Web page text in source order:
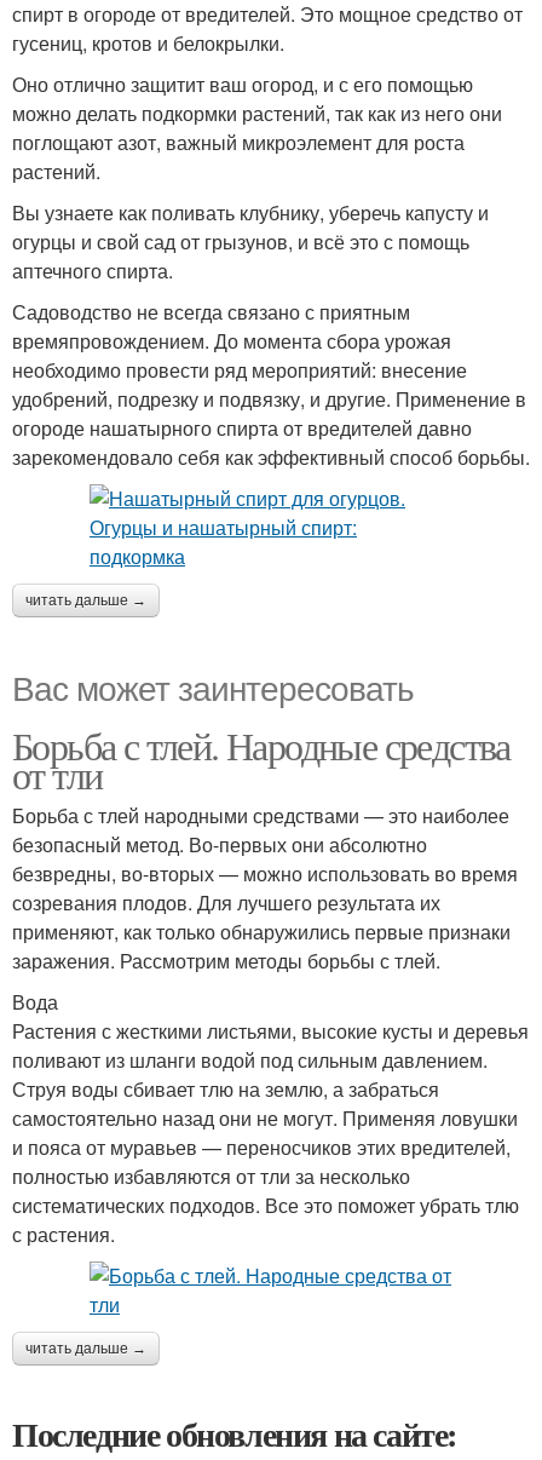
спирт в огороде от вредителей. Это мощное средство от
гусениц, кротов и белокрылки.
Оно отлично защитит ваш огород, и с его помощью
можно делать подкормки растений, так как из него они
поглощают азот, важный микроэлемент для роста
растений.
Вы узнаете как поливать клубнику, уберечь капусту и
огурцы и свой сад от грызунов, и всё это с помощь
аптечного спирта.
Садоводство не всегда связано с приятным
времяпровождением. До момента сбора урожая
необходимо провести ряд мероприятий: внесение
удобрений, подрезку и подвязку, и другие. Применение в
огороде нашатырного спирта от вредителей давно
зарекомендовало себя как эффективный способ борьбы.
читать дальше →
Вас может заинтересовать
Борьба с тлей. Народные средства
от тли
Борьба с тлей народными средствами — это наиболее
безопасный метод. Во-первых они абсолютно
безвредны, во-вторых — можно использовать во время
созревания плодов. Для лучшего результата их
применяют, как только обнаружились первые признаки
заражения. Рассмотрим методы борьбы с тлей.
Вода
Растения с жесткими листьями, высокие кусты и деревья
поливают из шланги водой под сильным давлением.
Струя воды сбивает тлю на землю, а забраться
самостоятельно назад они не могут. Применяя ловушки
и пояса от муравьев — переносчиков этих вредителей,
полностью избавляются от тли за несколько
систематических подходов. Все это поможет убрать тлю
с растения.
читать дальше →
Последние обновления на сайте: